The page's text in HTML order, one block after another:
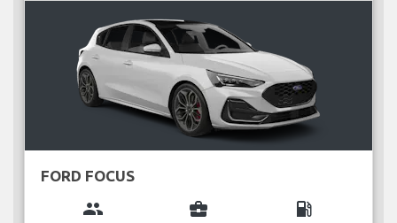
FORD FOCUS
group business_center local_gas_station